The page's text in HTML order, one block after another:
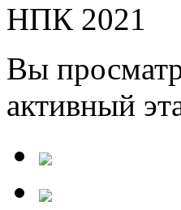
НПК 2021
Вы
активный